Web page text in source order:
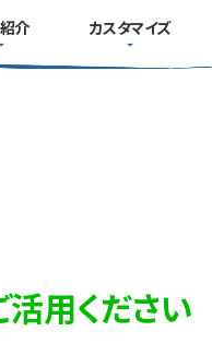
介 カスタマイズ
用ください